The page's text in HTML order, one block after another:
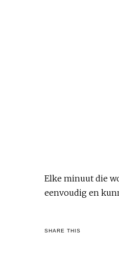
Elke minuut die
eenvoudig en
SHARE THIS